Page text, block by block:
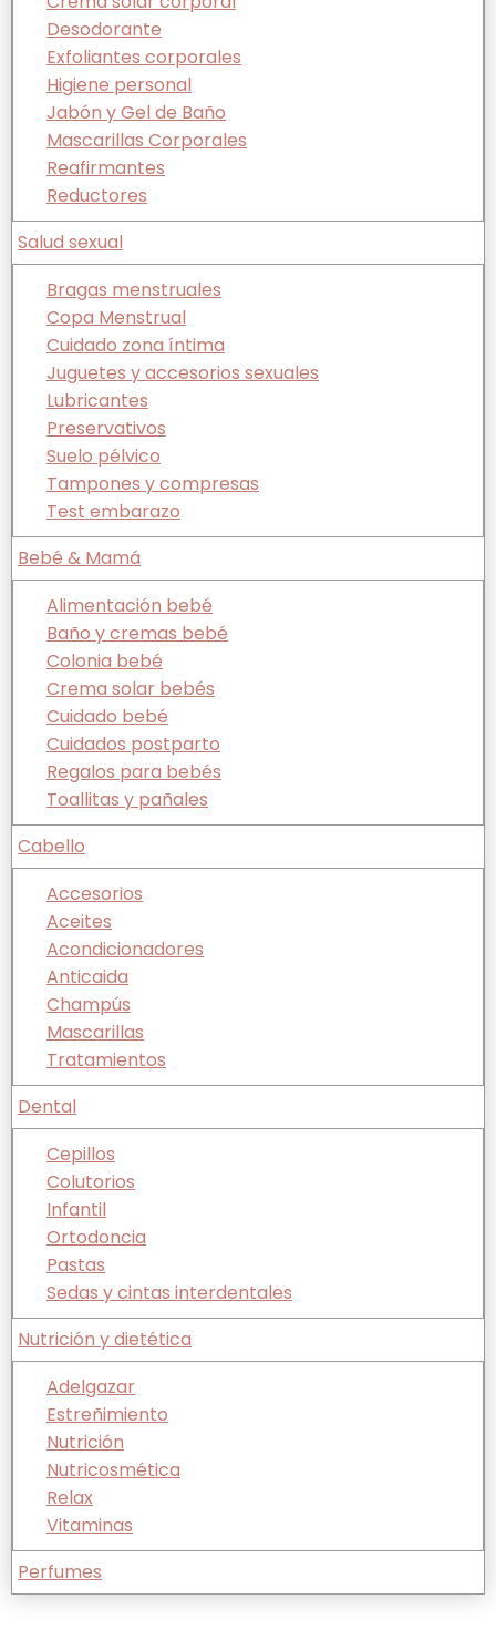
Desodorante
Exfoliantes corporales
Higiene personal
Jabón y Gel de Baño
Mascarillas Corporales
Reafirmantes
Reductores
Salud sexual
Bragas menstruales
Copa Menstrual
Cuidado zona íntima
Juguetes y accesorios sexuales
Lubricantes
Preservativos
Suelo pélvico
Tampones y compresas
Test embarazo
Bebé & Mamá
Alimentación bebé
Baño y cremas bebé
Colonia bebé
Crema solar bebés
Cuidado bebé
Cuidados postparto
Regalos para bebés
Toallitas y pañales
Cabello
Accesorios
Aceites
Acondicionadores
Anticaida
Champús
Mascarillas
Tratamientos
Dental
Cepillos
Colutorios
Infantil
Ortodoncia
Pastas
Sedas y cintas interdentales
Nutrición y dietética
Adelgazar
Estreñimiento
Nutrición
Nutricosmética
Relax
Vitaminas
Perfumes